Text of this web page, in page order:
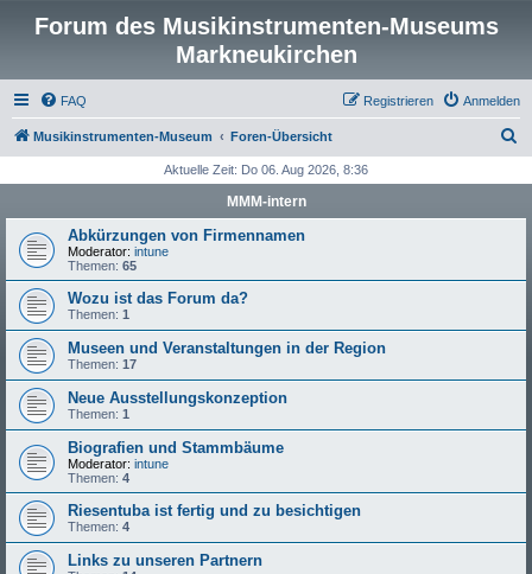
Forum des Musikinstrumenten-Museums
Markneukirchen
FAQ Anmelden
Registrieren
Musikinstrumenten-Museum Foren-Übersicht
h
Aktuelle Zeit: Do 06. Aug 2026, 8:36
MMM-intern
Abkürzungen von Firmennamen
Moderator: intune
Themen: 65
Wozu ist das Forum da?
Themen: 1
Museen und Veranstaltungen in der Region
Themen: 17
Neue Ausstellungskonzeption
Themen: 1
Biografien und Stammbäume
Moderator: intune
Themen: 4
Riesentuba ist fertig und zu besichtigen
Themen: 4
Links zu unseren Partnern